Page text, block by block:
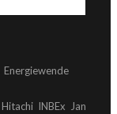
Energiewende
Hitachi INBEx Jan